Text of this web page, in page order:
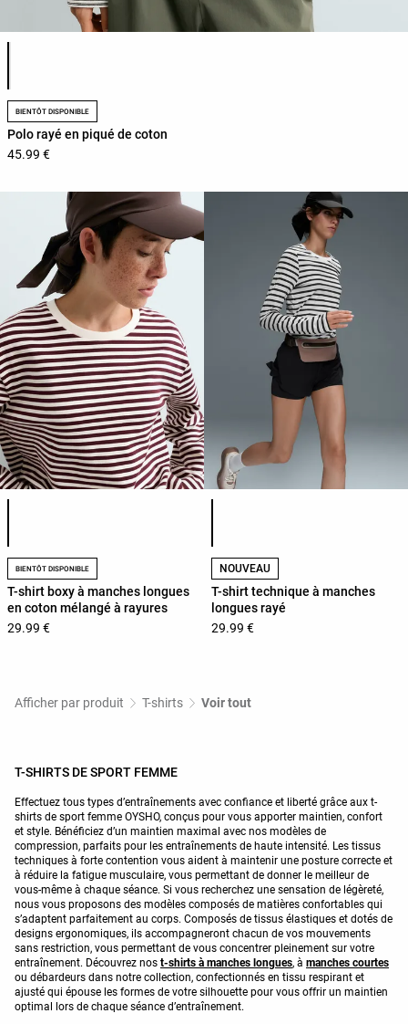
BIENTÔT DISPONIBLE
Polo rayé en piqué de coton
45.99 €
BIENTÔT DISPONIBLE
T-shirt boxy à manches longues
en coton mélangé à rayures
29.99 €
NOUVEAU
T-shirt technique à manches
longues rayé
29.99 €
Afficher par produit T-shirts Voir tout
T-SHIRTS DE SPORT FEMME
Effectuez tous types d’entraînements avec confiance et liberté grâce aux t-
shirts de sport femme OYSHO, conçus pour vous apporter maintien, confort
et style. Bénéficiez d’un maintien maximal avec nos modèles de
compression, parfaits pour les entraînements de haute intensité. Les tissus
techniques à forte contention vous aident à maintenir une posture correcte et
à réduire la fatigue musculaire, vous permettant de donner le meilleur de
vous-même à chaque séance. Si vous recherchez une sensation de légèreté,
nous vous proposons des modèles composés de matières confortables qui
s’adaptent parfaitement au corps. Composés de tissus élastiques et dotés de
designs ergonomiques, ils accompagneront chacun de vos mouvements
sans restriction, vous permettant de vous concentrer pleinement sur votre
entraînement. Découvrez nos t-shirts à manches longues, à manches courtes
ou débardeurs dans notre collection, confectionnés en tissu respirant et
ajusté qui épouse les formes de votre silhouette pour vous offrir un maintien
optimal lors de chaque séance d’entraînement.